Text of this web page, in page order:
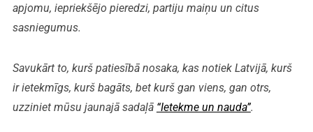
apjomu, iepriekšējo pieredzi, partiju maiņu un citus
sasniegumus.
Savukārt to, kurš patiesībā nosaka, kas notiek Latvijā, kurš
ir ietekmīgs, kurš bagāts, bet kurš gan viens, gan otrs,
uzziniet mūsu jaunajā sadaļā “Ietekme un nauda”.